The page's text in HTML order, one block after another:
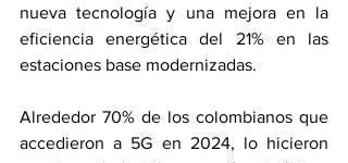
nueva tecnología y una mejora en la
eficiencia energética del 21% en las
estaciones base modernizadas.
Alrededor 70% de los colombianos que
accedieron a 5G en 2024, lo hicieron